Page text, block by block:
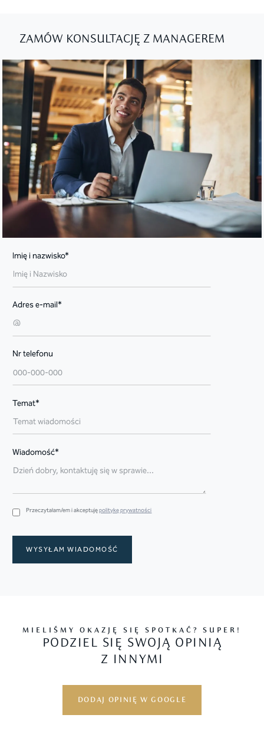
ZAMÓW KONSULTACJĘ Z MANAGEREM
Imię i nazwisko*
Adres e-mail*
Nr telefonu
Temat*
Wiadomość*
Przeczytałam/em i akceptujępolitykę prywatności
MIELIŚMY OKAZJĘ SIĘ SPOTKAĆ? SUPER!
PODZIEL SIĘ SWOJĄ OPINIĄ
Z INNYMI
DODAJ OPINIĘ W GOOGLE